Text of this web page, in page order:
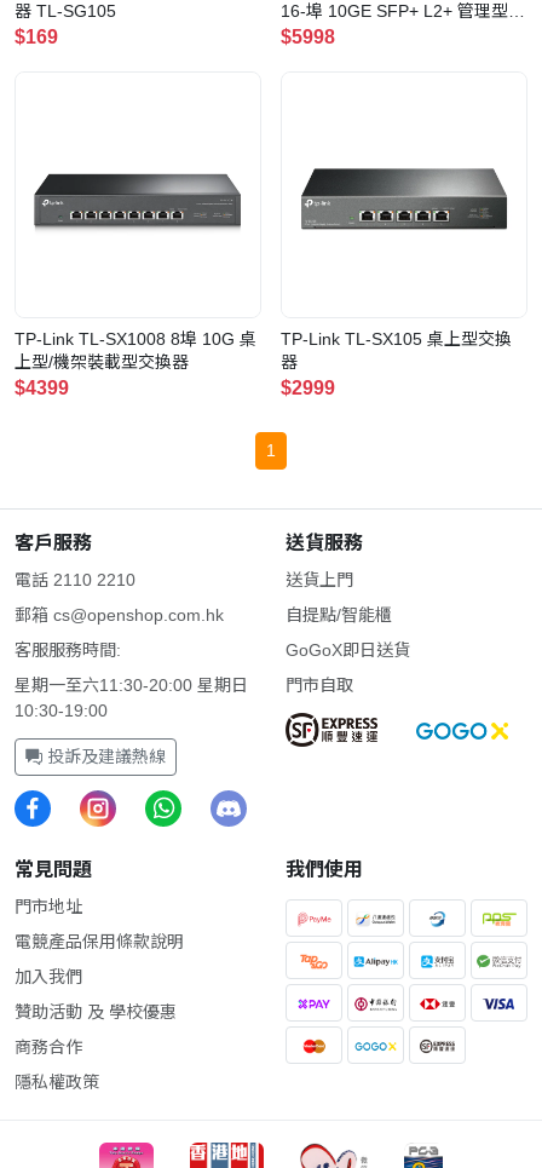
器 TL-SG105
$169
16-埠 10GE SFP+ L2+ 管理型交
換器
$5998
TP-Link TL-SX1008 8埠 10G 桌
上型/機架裝載型交換器
$4399
TP-Link TL-SX105 桌上型交換
器
$2999
1
客戶服務
電話 2110 2210
郵箱 cs@openshop.com.hk
客服服務時間:
星期一至六11:30-20:00 星期日
10:30-19:00
投訴及建議熱線
送貨服務
送貨上門
自提點/智能櫃
GoGoX即日送貨
門市自取
常見問題
門市地址
電競產品保用條款說明
加入我們
贊助活動 及 學校優惠
商務合作
隱私權政策
我們使用